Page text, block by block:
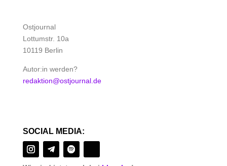
Ostjournal
Lottumstr. 10a
10119 Berlin
Autor:in werden?
redaktion@ostjournal.de
SOCIAL MEDIA: